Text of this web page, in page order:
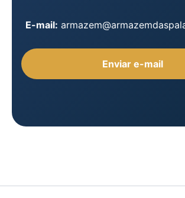
E-mail:
Enviar e-mail